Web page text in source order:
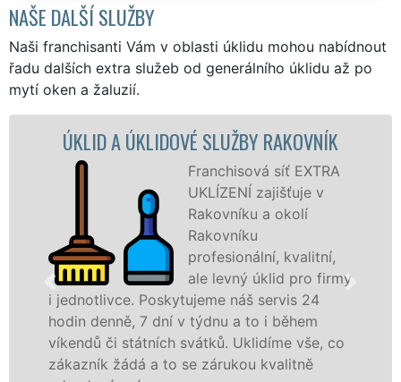
NAŠE DALŠÍ SLUŽBY
Naši franchisanti Vám v oblasti úklidu mohou nabídnout
řadu dalších extra služeb od generálního úklidu až po
mytí oken a žaluzií.
SLUŽBY RAKOVNÍK
síť EXTRA
kvalitní,
levný úklid pro firmy
náš servis 24
a to i během
Uklidíme vše, co
zárukou kvalitně
ÚKLIDOVÁ SLUŽBA A
nabízíme pro všechny
státní podniky, ale i
Středočeském kraji s